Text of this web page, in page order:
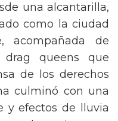
una alcantarilla,
como la ciudad
acompañada de
drag queens que
de los derechos
culminó con una
y efectos de lluvia